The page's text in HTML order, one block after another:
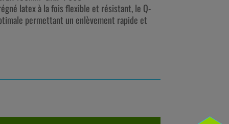
latex à la fois flexible et résistant, le Q-
permettant un enlèvement rapide et